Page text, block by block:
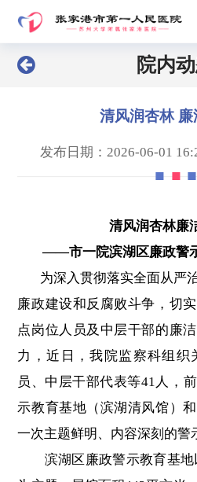
院内
清风润杏林 廉
发布日期：2026-06-01
清风润杏林廉
——市一院滨湖区廉政警
为深入贯彻落实全面从严
廉政建设和反腐败斗争，切
点岗位人员及中层干部的廉
力，近日，我院监察科组织
员、中层干部代表等41人，
示教育基地（滨湖清风馆）
一次主题鲜明、内容深刻的警
滨湖区廉政警示教育基地